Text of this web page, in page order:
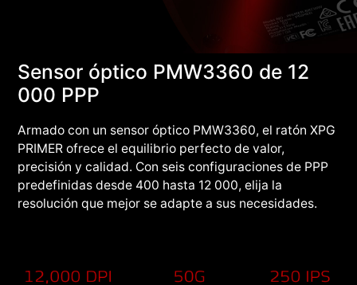
Sensor óptico PMW3360 de 12
000 PPP
Armado con un sensor óptico PMW3360, el ratón XPG
PRIMER ofrece el equilibrio perfecto de valor,
precisión y calidad. Con seis configuraciones de PPP
predefinidas desde 400 hasta 12 000, elija la
resolución que mejor se adapte a sus necesidades.